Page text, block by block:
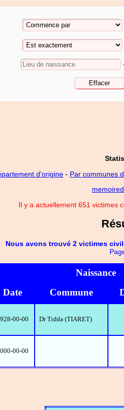
d'origine - Par communes
Il y a actuellement 651 victimes
Nous avons trouvé 2 victimes
Naissance
Date Commune
00-00 Dr Tidda (TIARET)
00-00